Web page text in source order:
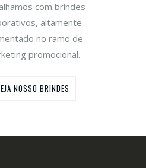
com brindes
altamente
no ramo de
promocional.
NOSSO BRINDES